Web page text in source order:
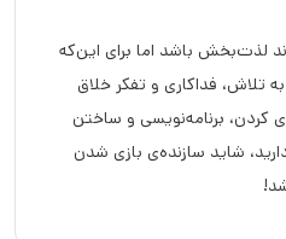
لذت‌بخش باشد اما برای این‌که
تلاش، فداکاری و تفکر خلاق
کردن، برنامه‌نویسی و ساختن
شاید سازنده‌ی بازی شدن